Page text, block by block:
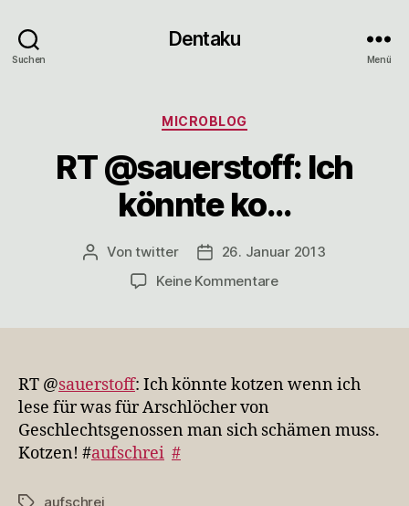
Suchen
Dentaku
Menü
Kategorien
MICROBLOG
RT @sauerstoff: Ich
könnte ko…
Beitragsautor
Vontwitter Veröffentlichungsdatum
26. Januar 2013
Keine Kommentarezu
ko…
RT @sauerstoff: Ich könnte kotzen wenn ich
lese für was für Arschlöcher von
Geschlechtsgenossen man sich schämen muss.
Kotzen! #aufschrei #
Schlagwörter
aufschrei